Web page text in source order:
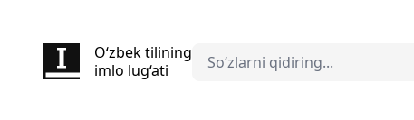
O‘zbek tilining
imlo lug‘ati